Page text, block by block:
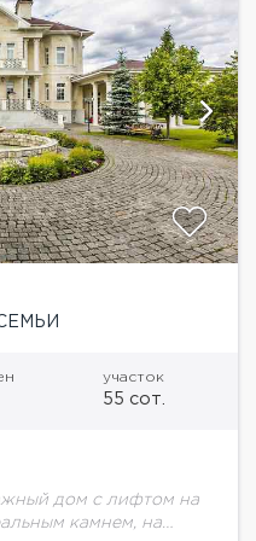
участок
55 сот.
дом с лифтом на
камнем, на